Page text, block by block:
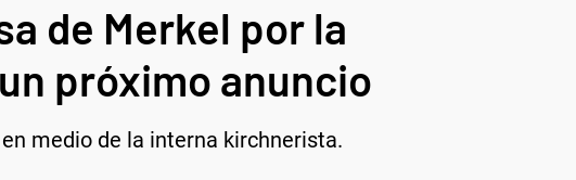
de Merkel por la
próximo anuncio
medio de la interna kirchnerista.